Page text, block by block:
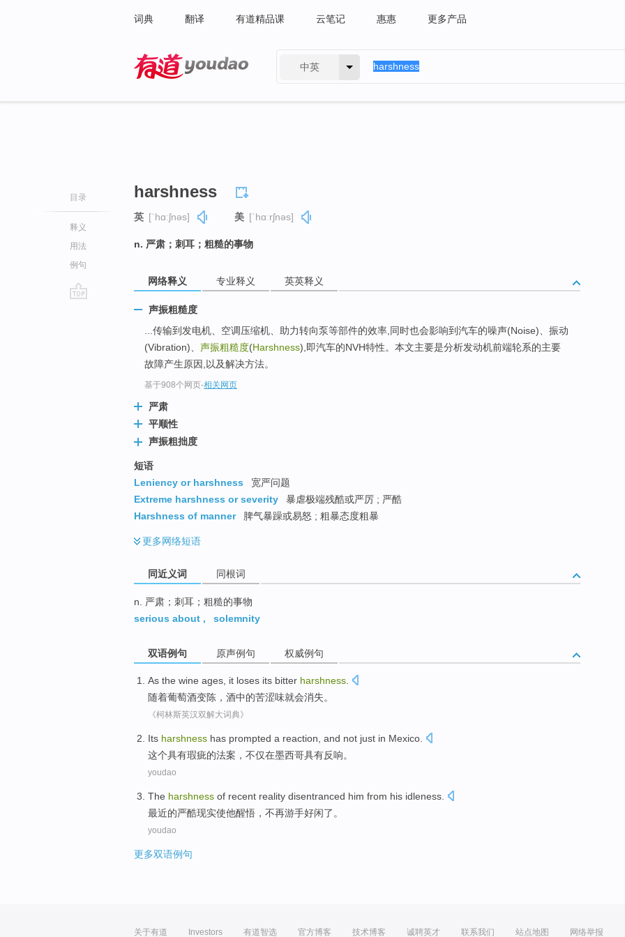
词典 翻译 有道精品课 云笔记 惠惠 更多产品
中英
目录
释义
用法
例句
harshness
英 [ˈhɑːʃnəs] 美 [ˈhɑːrʃnəs]
n. 严肃；刺耳；粗糙的事物
网络释义 专业释义 英英释义
声振粗糙度
...传输到发电机、空调压缩机、助力转向泵等部件的效率,同时也会影响到汽车的噪声(Noise)、振动
(Vibration)、 声振粗糙度(Harshness),即汽车的NVH特性。本文主要是分析发动机前端轮系的主要
故障产生原因,以及解决方法。
基于908个网页-相关网页
严肃
平顺性
声振粗拙度
短语
Leniency or harshness
宽严问题
Extreme harshness or severity
暴虐极端残酷或严厉 ; 严酷
Harshness of manner
脾气暴躁或易怒 ; 粗暴态度粗暴
更多网络短语
同近义词 同根词
n. 严肃；刺耳；粗糙的事物
serious about , solemnity
双语例句 原声例句 权威例句
As the wine ages, it loses its bitter harshness.
随着葡萄酒变陈，酒中的苦涩味就会消失。
《柯林斯英汉双解大词典》
Its harshness has prompted a reaction, and not just in Mexico
这个具有瑕疵的法案， 不仅在墨西哥具有反响。
youdao
The harshness of recent reality disentranced him from his idleness
最近的严酷现实使他醒悟，不再游手好闲了。
youdao
更多双语例句
关于有道 Investors 有道智选 官方博客 技术博客 诚聘英才 联系我们 站点地图 网络举报